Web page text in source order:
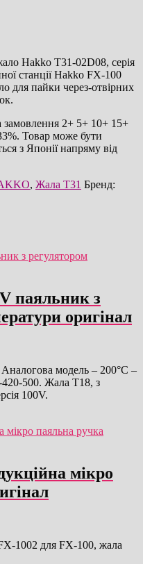
Hakko T31-02D08, серія
станції Hakko FX-100
для пайки через-отвірних
2+ 5+ 10+ 15+
Товар може бути
з Японії напряму від
, Жала T31 Бренд:
паяльник з
оригінал
Аналогова модель – 200°C –
500. Жала T18, з
100V.
мікро
1002 для FX-100, жала